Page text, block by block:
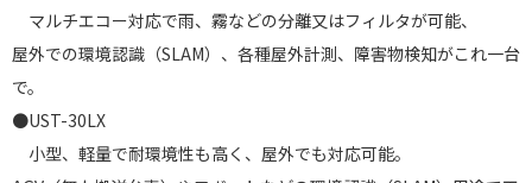
マルチエコー対応で雨、霧などの分離又はフィルタが可能、
屋外での環境認識（SLAM）、各種屋外計測、障害物検知がこれ一台
で。
●UST-30LX
小型、軽量で耐環境性も高く、屋外でも対応可能。